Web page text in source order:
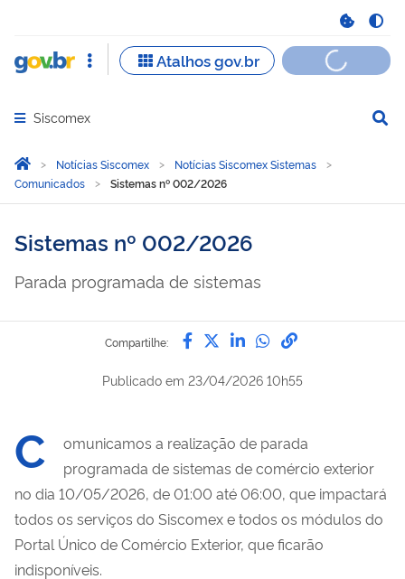
Abrir menu principal de navegação
Siscomex
Você está aqui:
Página Inicial
Notícias Siscomex
Notícias Siscomex Sistemas
Comunicados
Sistemas nº 002/2026
Sistemas nº 002/2026
Parada programada de sistemas
Compartilhe: Compartilhe por Facebook
Compartilhe por Twitter
Compartilhe por
Compartilhe
link para
Publicado em 23/04/2026 10h55
C
omunicamos a realização de parada
programada de sistemas de comércio exterior
no dia 10/05/2026, de 01:00 até 06:00, que impactará
todos os serviços do Siscomex e todos os módulos do
Portal Único de Comércio Exterior, que ficarão
indisponíveis.